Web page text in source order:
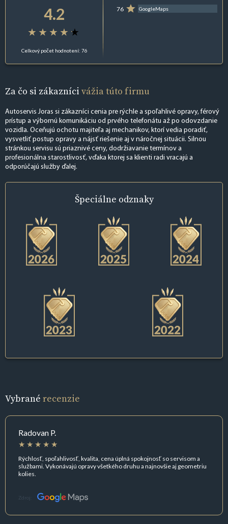
4.2
Celkový počet hodnotení: 76
76 GoogleMaps
Za čo si zákazníci vážia túto firmu
Autoservis Joras si zákazníci cenia pre rýchle a spoľahlivé opravy, férový
prístup a výbornú komunikáciu od prvého telefonátu až po odovzdanie
vozidla. Oceňujú ochotu majiteľa aj mechanikov, ktorí vedia poradiť,
vysvetliť postup opravy a nájsť riešenie aj v náročnej situácii. Silnou
stránkou servisu sú priaznivé ceny, dodržiavanie termínov a
profesionálna starostlivosť, vďaka ktorej sa klienti radi vracajú a
odporúčajú služby ďalej.
Špeciálne odznaky
Vybrané recenzie
Radovan P.
Rýchlosť, spoľahlivosť, kvalita, cena úplná spokojnosť so servisom a
službami. Vykonávajú opravy všetkého druhu a najnovšie aj geometriu
kolies.
Zdroj: